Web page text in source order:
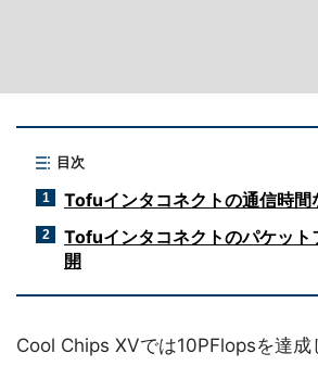
目次
1 Tofuインタコネクトの通信時間
2
Tofuインタコネクトのパケット
開
Cool Chips XVでは10PFlopsを達成